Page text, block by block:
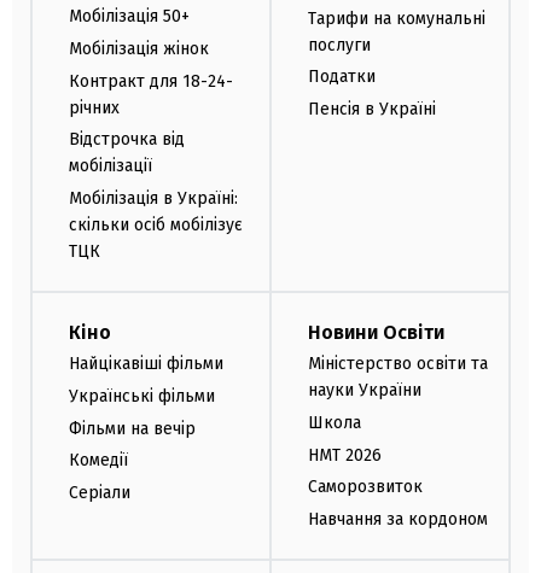
Мобілізація 50+
Мобілізація жінок
Контракт для 18-24-
річних
Відстрочка від
мобілізації
Мобілізація в Україні:
скільки осіб мобілізує
ТЦК
Тарифи на комунальні
послуги
Податки
Пенсія в Україні
Кіно
Найцікавіші фільми
Українські фільми
Фільми на вечір
Комедії
Серіали
Новини Освіти
Міністерство освіти та
науки України
Школа
НМТ 2026
Саморозвиток
Навчання за кордоном